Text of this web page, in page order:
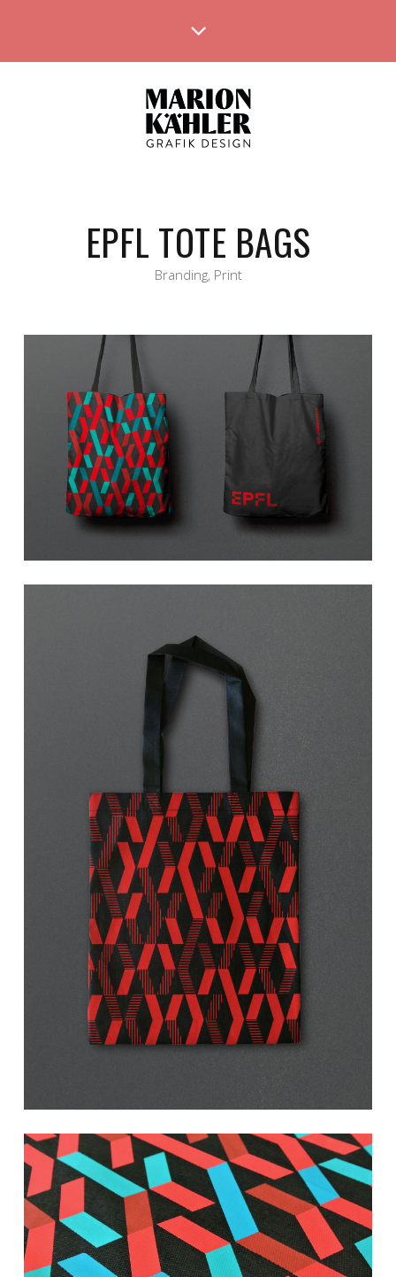
EPFL TOTE BAGS
Branding, Print